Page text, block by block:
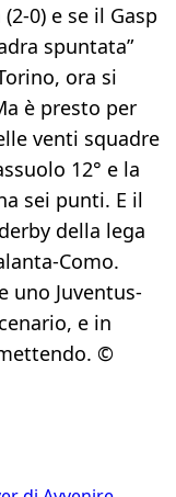
0) e se il Gasp
spuntata”
ora si
è presto per
venti squadre
12° e la
sei punti. E il
della lega
Como.
uno Juventus-
e in
©